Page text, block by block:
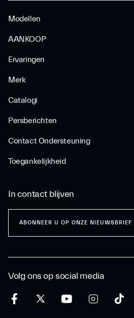
Modellen
AANKOOP
Ervaringen
Merk
Catalogi
Persberichten
Contact Ondersteuning
Toegankelijkheid
Volg ons op social media
In contact blijven
ABONNEER U OP ONZE NIEUWSBRIEF